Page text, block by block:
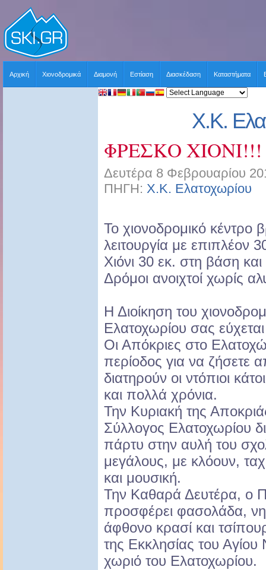
Αρχική Χιονοδρομικά Διαμονή Εστίαση Διασκέδαση Καταστήματα
Χ.Κ.
ΦΡΕΣΚΟ ΧΙΟΝΙ!!!
Δευτέρα 8 Φεβρουαρίου
ΠΗΓΗ: Χ.Κ. Ελατοχωρίου
Το χιονοδρομικό κέντρο
λειτουργία με επιπλέον
Χιόνι 30 εκ. στη βάση
Δρόμοι ανοιχτοί χωρίς
Η Διοίκηση του
Ελατοχωρίου σας
Οι Απόκριες στο
περίοδος για να ζήσετε
διατηρούν οι ντόπιοι
και πολλά χρόνια.
Την Κυριακή της
Σύλλογος Ελατοχωρίου
πάρτυ στην αυλή του
μεγάλους, με κλόουν,
και μουσική.
Την Καθαρά Δευτέρα, ο
προσφέρει φασολάδα,
άφθονο κρασί και
της Εκκλησίας του
χωριό του Ελατοχωρίου.